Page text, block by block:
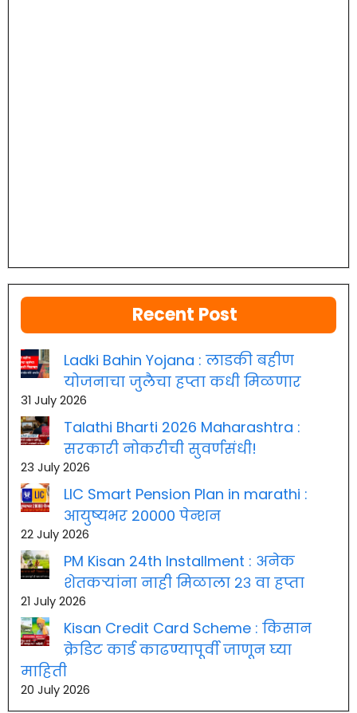
Recent Post
Ladki Bahin Yojana : लाडकी बहीण
योजनाचा जुलैचा हप्ता कधी मिळणार
31 July 2026
Talathi Bharti 2026 Maharashtra :
सरकारी नोकरीची सुवर्णसंधी!
23 July 2026
LIC Smart Pension Plan in marathi :
आयुष्यभर 20000 पेन्शन
22 July 2026
PM Kisan 24th Installment : अनेक
शेतकऱ्यांना नाही मिळाला २३ वा हप्ता
21 July 2026
Kisan Credit Card Scheme : किसान
क्रेडिट कार्ड काढण्यापूर्वी जाणून घ्या
माहिती
20 July 2026